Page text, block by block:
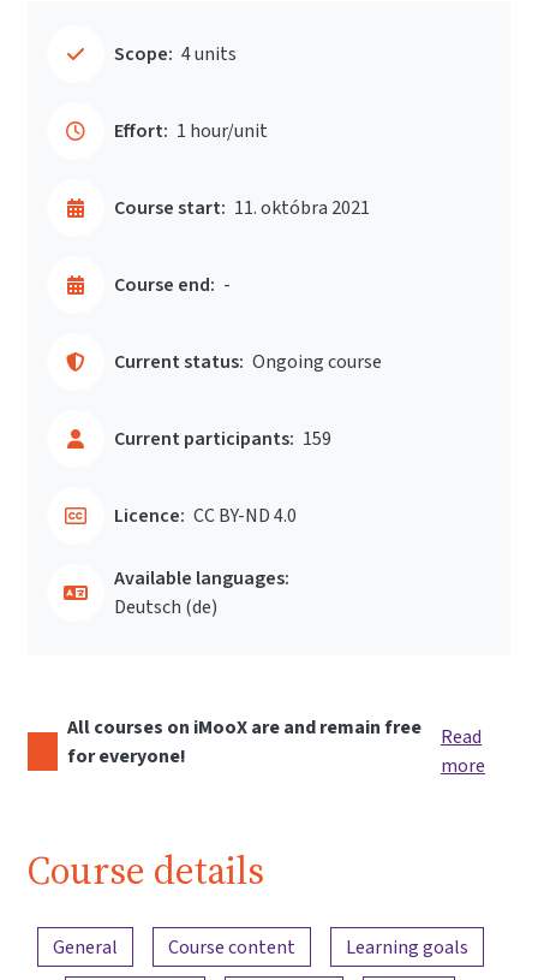
Scope: 4 units
Effort: 1 hour/unit
Course start: 11. októbra 2021
Course end: -
Current status: Ongoing course
Current participants: 159
Licence: CC BY-ND 4.0
Available languages:
Deutsch ‎(de)‎
All courses on iMooX are and remain free
for everyone!
Read
more
Course details
Content overview
General Course content
Learning goals